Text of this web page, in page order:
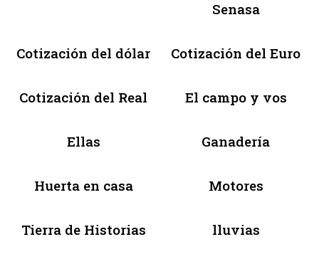
Senasa
Cotización del dólar Cotización del Euro
Cotización del Real El campo y vos
Ellas Ganadería
Huerta en casa Motores
Tierra de Historias lluvias